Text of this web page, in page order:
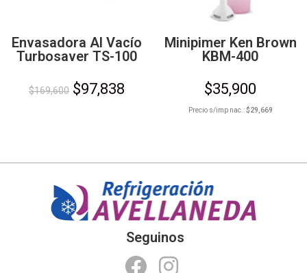
Envasadora Al Vacío
Turbosaver TS-100
$169,600 $97,838
Minipimer Ken Brown
KBM-400
$35,900
Precio s/imp nac.:$29,669
Seguinos